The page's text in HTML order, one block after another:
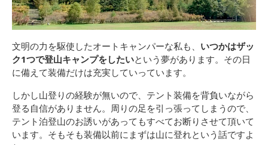
文明の力を駆使したオートキャンパーな私も、 いつかはザッ
ク1つで登山キャンプをしたいという夢があります。その日
に備えて装備だけは充実していっています。
しかし山登りの経験が無いので、テント装備を背負いながら
登る自信がありません。周りの足を引っ張ってしまうので、
テント泊登山のお誘いがあってもすべてお断りさせて頂いて
います。そもそも装備以前にまずは山に登れという話ですよ